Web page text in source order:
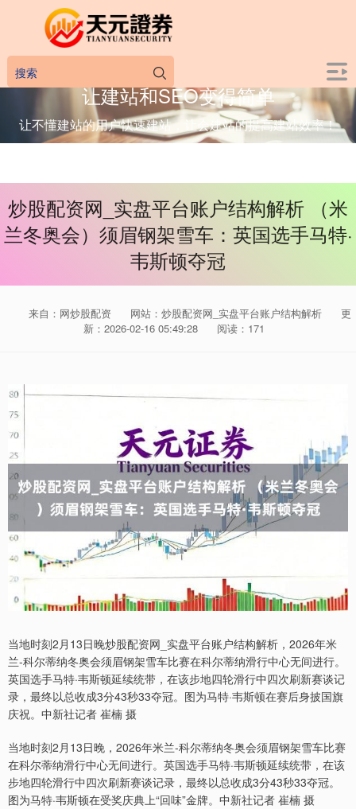
让建站和SEO变得简单
让不懂建站的用户快速建站，让会建站的提高建站效率！
炒股配资网_实盘平台账户结构解析 （米
兰冬奥会）须眉钢架雪车：英国选手马特·
韦斯顿夺冠
来自：网炒股配资 网站：炒股配资网_实盘平台账户结构解析
更
新：2026-02-16 05:49:28
阅读：171
当地时刻2月13日晚炒股配资网_实盘平台账户结构解析，2026年米
兰-科尔蒂纳冬奥会须眉钢架雪车比赛在科尔蒂纳滑行中心无间进行。
英国选手马特·韦斯顿延续统带，在该步地四轮滑行中四次刷新赛谈记
录，最终以总收成3分43秒33夺冠。图为马特·韦斯顿在赛后身披国旗
庆祝。中新社记者 崔楠 摄
当地时刻2月13日晚，2026年米兰-科尔蒂纳冬奥会须眉钢架雪车比赛
在科尔蒂纳滑行中心无间进行。英国选手马特·韦斯顿延续统带，在该
步地四轮滑行中四次刷新赛谈记录，最终以总收成3分43秒33夺冠。
图为马特·韦斯顿在受奖庆典上“回味”金牌。中新社记者 崔楠 摄